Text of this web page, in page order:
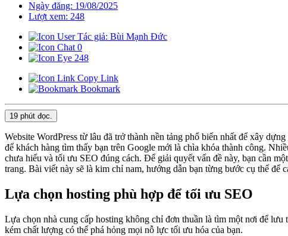
Ngày đăng: 19/08/2025
Lượt xem: 248
Tác giả: Bùi Mạnh Đức
0
248
Copy Link
Bookmark
19 phút đọc.
Website WordPress từ lâu đã trở thành nền tảng phổ biến nhất để xây
để khách hàng tìm thấy bạn trên Google mới là chìa khóa thành công.
chưa hiểu và tối ưu SEO đúng cách. Để giải quyết vấn đề này, bạn cần
trang. Bài viết này sẽ là kim chỉ nam, hướng dẫn bạn từng bước cụ thể để
Lựa chọn hosting phù hợp để tối ưu SEO
Lựa chọn nhà cung cấp hosting không chỉ đơn thuần là tìm một nơi để
kém chất lượng có thể phá hỏng mọi nỗ lực tối ưu hóa của bạn.